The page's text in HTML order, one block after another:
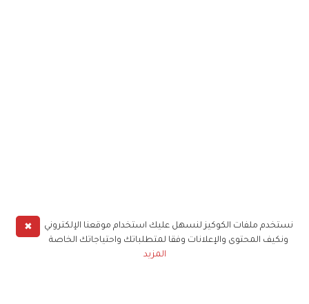
✖
نستخدم ملفات الكوكيز لنسهل عليك استخدام موقعنا الإلكتروني
ونكيف المحتوى والإعلانات وفقا لمتطلباتك واحتياجاتك الخاصة
المزيد